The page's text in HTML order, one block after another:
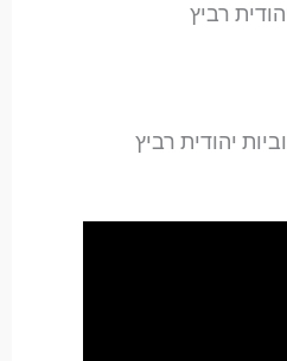
רביץ
יהודית רביץ